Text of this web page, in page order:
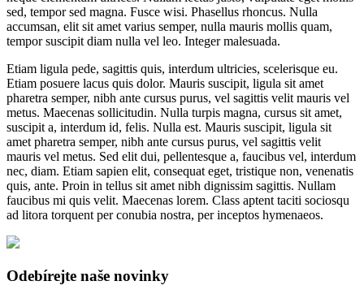
sed, tempor sed magna. Fusce wisi. Phasellus rhoncus. Nulla
accumsan, elit sit amet varius semper, nulla mauris mollis quam,
tempor suscipit diam nulla vel leo. Integer malesuada.
Etiam ligula pede, sagittis quis, interdum ultricies, scelerisque eu.
Etiam posuere lacus quis dolor. Mauris suscipit, ligula sit amet
pharetra semper, nibh ante cursus purus, vel sagittis velit mauris vel
metus. Maecenas sollicitudin. Nulla turpis magna, cursus sit amet,
suscipit a, interdum id, felis. Nulla est. Mauris suscipit, ligula sit
amet pharetra semper, nibh ante cursus purus, vel sagittis velit
mauris vel metus. Sed elit dui, pellentesque a, faucibus vel, interdum
nec, diam. Etiam sapien elit, consequat eget, tristique non, venenatis
quis, ante. Proin in tellus sit amet nibh dignissim sagittis. Nullam
faucibus mi quis velit. Maecenas lorem. Class aptent taciti sociosqu
ad litora torquent per conubia nostra, per inceptos hymenaeos.
Odebírejte naše novinky